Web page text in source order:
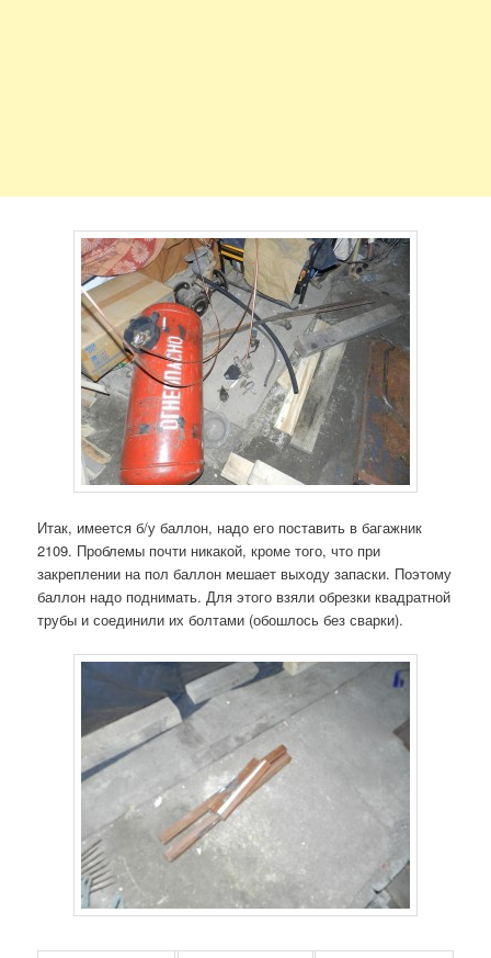
Итак, имеется б/у баллон, надо его поставить в багажник
2109. Проблемы почти никакой, кроме того, что при
закреплении на пол баллон мешает выходу запаски. Поэтому
баллон надо поднимать. Для этого взяли обрезки квадратной
трубы и соединили их болтами (обошлось без сварки).